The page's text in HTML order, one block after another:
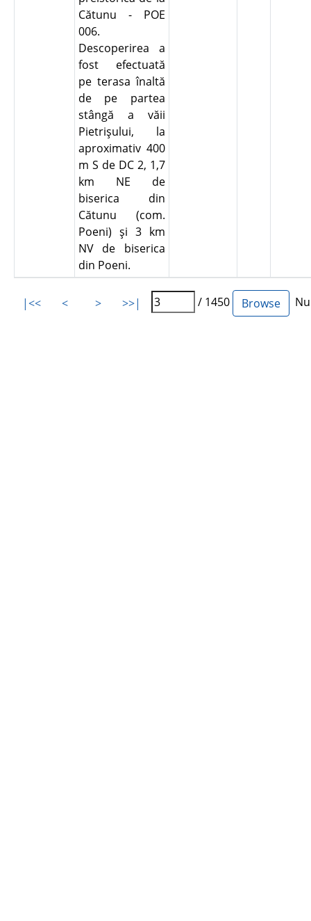
Cătunu - POE
006.
Descoperirea a
fost efectuată
pe terasa înaltă
de pe partea
stângă a văii
Pietrişului, la
aproximativ 400
m S de DC 2, 1,7
km NE de
biserica din
Cătunu (com.
Poeni) şi 3 km
NV de biserica
din Poeni.
|<< < > >>| / 1450